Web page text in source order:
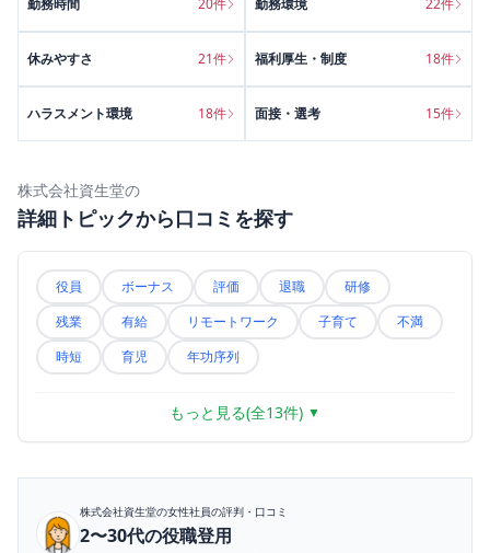
勤務時間 20件 勤務環境 22件
休みやすさ 21件 福利厚生・制度 18件
ハラスメント環境 18件 面接・選考 15件
株式会社資生堂の
詳細トピックから口コミを探す
役員 ボーナス 評価 退職
研修
残業
有給 リモートワーク 子育て
不満
時短
育児 年功序列
もっと見る(全13件) ▼
株式会社資生堂の女性社員の評判・口コミ
2〜30代の役職登用